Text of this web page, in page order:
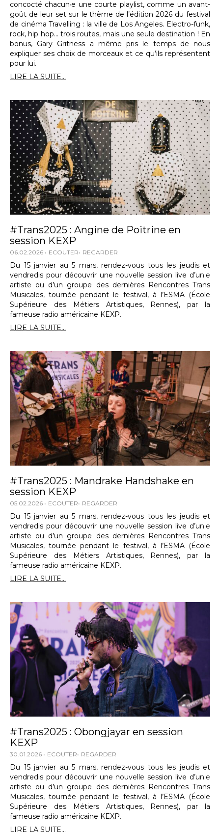
concocté chacun·e une courte playlist, comme un avant-
goût de leur set sur le thème de l’édition 2026 du festival
de cinéma Travelling : la ville de Los Angeles. Electro-funk,
rock, hip hop… trois routes, mais une seule destination ! En
bonus, Gary Gritness a même pris le temps de nous
expliquer ses choix de morceaux et ce qu’ils représentent
pour lui.
LIRE LA SUITE...
#Trans2025 : Angine de Poitrine en
session KEXP
06.02.2026 ECOUTER REGARDER
Du 15 janvier au 5 mars, rendez-vous tous les jeudis et
vendredis pour découvrir une nouvelle session live d’un·e
artiste ou d’un groupe des dernières Rencontres Trans
Musicales, tournée pendant le festival, à l’ESMA (École
Supérieure des Métiers Artistiques, Rennes), par la
fameuse radio américaine KEXP.
LIRE LA SUITE...
#Trans2025 : Mandrake Handshake en
session KEXP
05.02.2026 ECOUTER REGARDER
Du 15 janvier au 5 mars, rendez-vous tous les jeudis et
vendredis pour découvrir une nouvelle session live d’un·e
artiste ou d’un groupe des dernières Rencontres Trans
Musicales, tournée pendant le festival, à l’ESMA (École
Supérieure des Métiers Artistiques, Rennes), par la
fameuse radio américaine KEXP.
LIRE LA SUITE...
#Trans2025 : Obongjayar en session
KEXP
30.01.2026 ECOUTER REGARDER
Du 15 janvier au 5 mars, rendez-vous tous les jeudis et
vendredis pour découvrir une nouvelle session live d’un·e
artiste ou d’un groupe des dernières Rencontres Trans
Musicales, tournée pendant le festival, à l’ESMA (École
Supérieure des Métiers Artistiques, Rennes), par la
fameuse radio américaine KEXP.
LIRE LA SUITE...